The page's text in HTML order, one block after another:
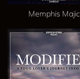
Memphis Majic